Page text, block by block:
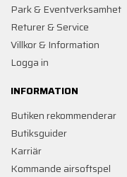
Park & Eventverksamhet
Returer & Service
Villkor & Information
Logga in
INFORMATION
Butiken rekommenderar
Butiksguider
Karriär
Kommande airsoftspel